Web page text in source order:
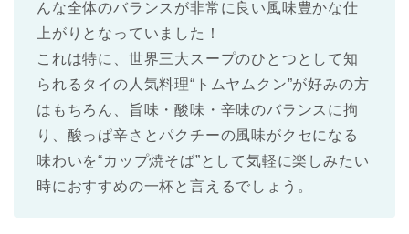
んな全体のバランスが非常に良い風味豊かな仕
上がりとなっていました！
これは特に、世界三大スープのひとつとして知
られるタイの人気料理“トムヤムクン”が好みの方
はもちろん、旨味・酸味・辛味のバランスに拘
り、酸っぱ辛さとパクチーの風味がクセになる
味わいを“カップ焼そば”として気軽に楽しみたい
時におすすめの一杯と言えるでしょう。